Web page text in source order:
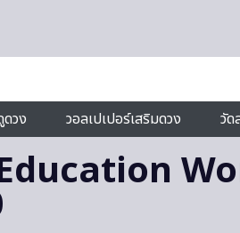
ดวง วอลเปเปอร์เสริมดวง วัด